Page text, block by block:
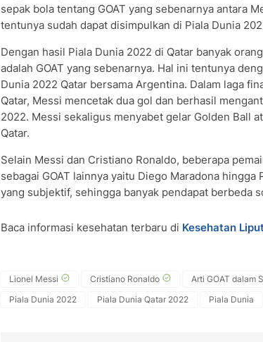
sepak bola tentang GOAT yang sebenarnya antara
tentunya sudah dapat disimpulkan di Piala Dunia
Dengan hasil Piala Dunia 2022 di Qatar banyak
adalah GOAT yang sebenarnya. Hal ini tentunya
Dunia 2022 Qatar bersama Argentina. Dalam laga
Qatar, Messi mencetak dua gol dan berhasil
2022. Messi sekaligus menyabet gelar Golden Ball
Qatar.
Selain Messi dan Cristiano Ronaldo, beberapa
sebagai GOAT lainnya yaitu Diego Maradona hingga
yang subjektif, sehingga banyak pendapat berbeda
Baca informasi kesehatan terbaru di Kesehatan
Lionel Messi Cristiano Ronaldo Arti GOAT dalam
Piala Dunia 2022
Piala Dunia Qatar 2022 Piala Dunia